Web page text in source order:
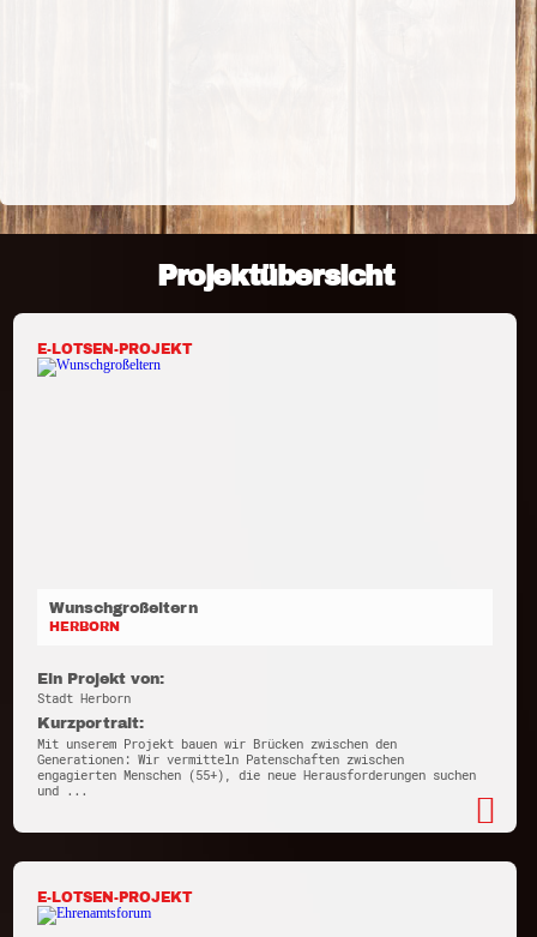
Projektübersicht
E-LOTSEN-PROJEKT
Wunschgroßeltern
HERBORN
Ein Projekt von:
Stadt Herborn
Kurzportrait:
Mit unserem Projekt bauen wir Brücken zwischen den
Generationen: Wir vermitteln Patenschaften zwischen
engagierten Menschen (55+), die neue Herausforderungen suchen
und ...
E-LOTSEN-PROJEKT